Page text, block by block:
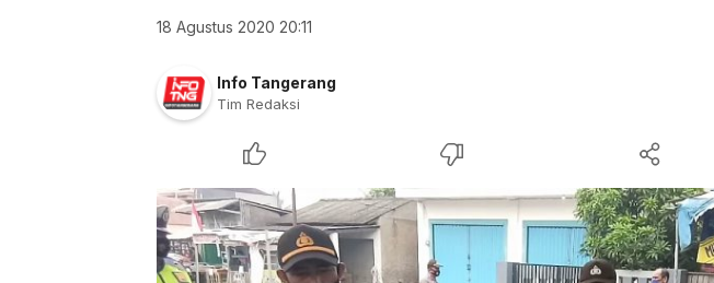
18 Agustus 2020 20:11
Info Tangerang
Tim Redaksi